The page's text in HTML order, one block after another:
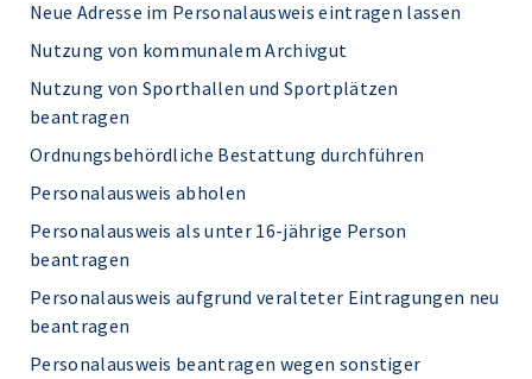
Neue Adresse im Personalausweis eintragen lassen
Nutzung von kommunalem Archivgut
Nutzung von Sporthallen und Sportplätzen
beantragen
Ordnungsbehördliche Bestattung durchführen
Personalausweis abholen
Personalausweis als unter 16-jährige Person
beantragen
Personalausweis aufgrund veralteter Eintragungen neu
beantragen
Personalausweis beantragen wegen sonstiger